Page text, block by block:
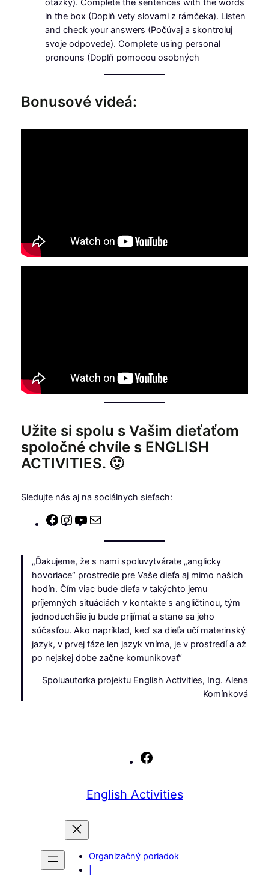
otázky). Complete the sentences with the words
in the box (Doplň vety slovami z rámčeka). Listen
and check your answers (Počúvaj a skontroluj
svoje odpovede). Complete using personal
pronouns (Doplň pomocou osobných
Bonusové videá:
Užite si spolu s Vašim dieťaťom
spoločné chvíle s ENGLISH
ACTIVITIES. 🙂
Sledujte nás aj na sociálnych sieťach:
Facebook
Instagram
YouTube
„Ďakujeme, že s nami spoluvytvárate „anglicky
hovoriace“ prostredie pre Vaše dieťa aj mimo našich
hodín. Čím viac bude dieťa v takýchto jemu
príjemných situáciách v kontakte s angličtinou, tým
jednoduchšie ju bude prijímať a stane sa jeho
súčasťou. Ako napríklad, keď sa dieťa učí materinský
jazyk, v prvej fáze len jazyk vníma, je v prostredí a až
po nejakej dobe začne komunikovať“
Spoluautorka projektu English Activities, Ing. Alena
Komínková
English Activities
Organizačný poriadok